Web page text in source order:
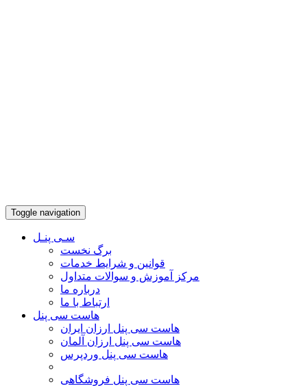
Toggle navigation
سـی پنـل
برگ نخست
قوانین و شرایط خدمات
مرکز آموزش و سوالات متداول
درباره ما
ارتباط با ما
هاست سی پنل
هاست سی پنل ارزان ایران
هاست سی پنل ارزان آلمان
هاست سی پنل وردپرس
هاست سی پنل فروشگاهی